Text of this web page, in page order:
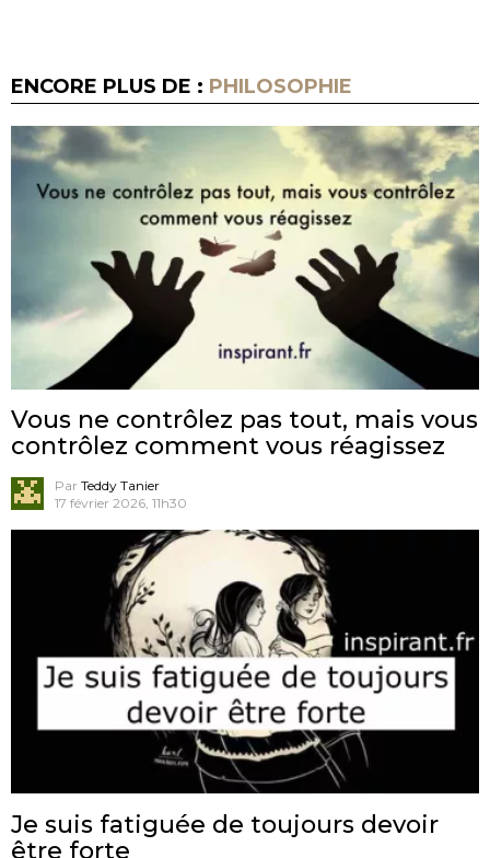
ENCORE PLUS DE : PHILOSOPHIE
Vous ne contrôlez pas tout, mais vous
contrôlez comment vous réagissez
Par Teddy Tanier
17 février 2026, 11h30
Je suis fatiguée de toujours devoir
être forte